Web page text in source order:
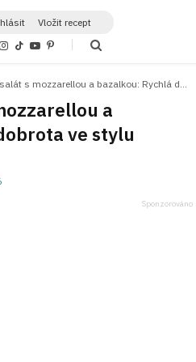
Vložit recept
I
a
r
a
m
T
o
Y
u
e
P
e
e
s
t
a
ve stylu